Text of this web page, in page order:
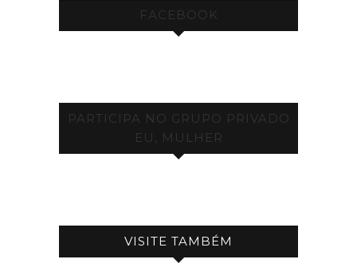
FACEBOOK
PARTICIPA NO GRUPO PRIVADO
EU, MULHER
VISITE TAMBÉM